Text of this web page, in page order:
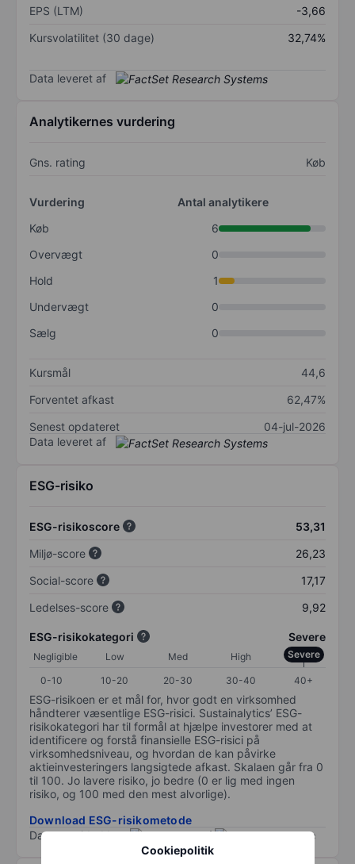
Cookiepolitik
EPS (LTM)
-3,66
Kursvolatilitet (30 dage)
32,74%
Data leveret af
Analytikernes vurdering
Gns. rating Køb
Vurdering
Antal analytikere
Køb
6
Overvægt
0
Hold
1
Undervægt
0
Sælg
0
Kursmål
44,6
Forventet afkast
62,47%
Senest opdateret
04-jul-2026
Data leveret af
ESG-risiko
ESG-risikoscore
53,31
Miljø-score
26,23
Social-score
17,17
Ledelses-score
9,92
ESG-risikokategori Severe
Negligible Low Med High Severe
0-10 10-20 20-30 30-40 40+
ESG-risikoen er et mål for, hvor godt en virksomhed
håndterer væsentlige ESG-risici. Sustainalytics’ ESG-
risikokategori har til formål at hjælpe investorer med at
identificere og forstå finansielle ESG-risici på
virksomhedsniveau, og hvordan de kan påvirke
aktieinvesteringers langsigtede afkast. Skalaen går fra 0
til 100. Jo lavere risiko, jo bedre (0 er lig med ingen
risiko, og 100 med den mest alvorlige).
Download ESG-risikometode
Data provided by
/